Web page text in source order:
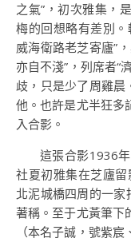
之氣”，初次雅集，
梅的回想略有差別
威海衛路老芝寄廬”
亦自不淺”，列席者“
歧，只是少了周雞晨
他。也許是尤半狂多
入合影。
這張合影1936
社夏初雅集在芝廬
北泥城橋四周的一家
著稱。至于尤黃筆下
（本名子誠，號紫